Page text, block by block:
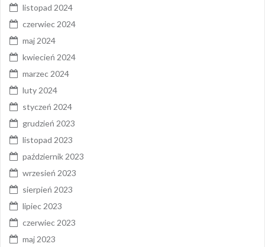
listopad 2024
czerwiec 2024
maj 2024
kwiecień 2024
marzec 2024
luty 2024
styczeń 2024
grudzień 2023
listopad 2023
październik 2023
wrzesień 2023
sierpień 2023
lipiec 2023
czerwiec 2023
maj 2023